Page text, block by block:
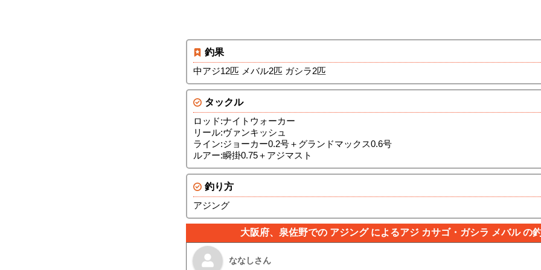
釣果
中アジ12匹 メバル2匹 ガシラ2匹
タックル
ロッド:ナイトウォーカー
リール:ヴァンキッシュ
ライン:ジョーカー0.2号＋グランドマックス0.6号
ルアー:瞬掛0.75＋アジマスト
釣り方
アジング
大阪府、泉佐野での アジング によるアジ カサゴ・ガシラ メバル の
ななしさん